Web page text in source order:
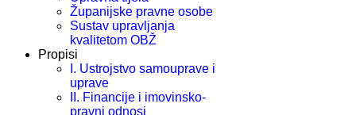
Županijske pravne osobe
Sustav upravljanja
kvalitetom OBŽ
Propisi
I. Ustrojstvo samouprave i
uprave
II. Financije i imovinsko-
pravni odnosi